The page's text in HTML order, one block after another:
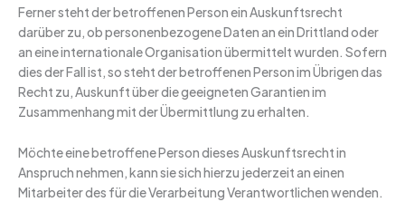
Ferner steht der betroffenen Person ein Auskunftsrecht
darüber zu, ob personenbezogene Daten an ein Drittland oder
an eine internationale Organisation übermittelt wurden. Sofern
dies der Fall ist, so steht der betroffenen Person im Übrigen das
Recht zu, Auskunft über die geeigneten Garantien im
Zusammenhang mit der Übermittlung zu erhalten.
Möchte eine betroffene Person dieses Auskunftsrecht in
Anspruch nehmen, kann sie sich hierzu jederzeit an einen
Mitarbeiter des für die Verarbeitung Verantwortlichen wenden.